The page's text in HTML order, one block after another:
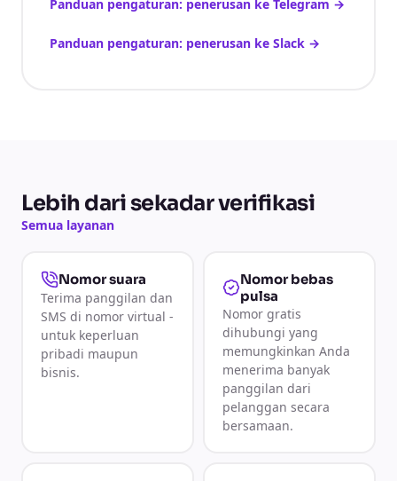
Panduan pengaturan: penerusan ke Telegram →
Panduan pengaturan: penerusan ke Slack→
Lebih dari sekadar verifikasi
Semua layanan
Nomor suara
Terima panggilan dan
SMS di nomor virtual -
untuk keperluan
pribadi maupun
bisnis.
Nomor bebas
pulsa
Nomor gratis
dihubungi yang
memungkinkan Anda
menerima banyak
panggilan dari
pelanggan secara
bersamaan.